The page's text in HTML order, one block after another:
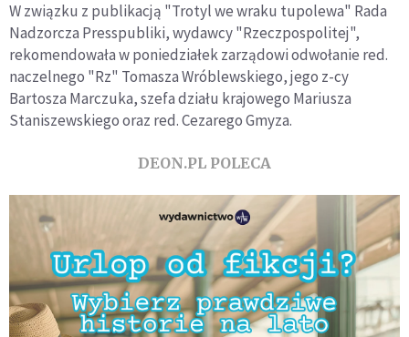
W związku z publikacją "Trotyl we wraku tupolewa" Rada
Nadzorcza Presspubliki, wydawcy "Rzeczpospolitej",
rekomendowała w poniedziałek zarządowi odwołanie red.
naczelnego "Rz" Tomasza Wróblewskiego, jego z-cy
Bartosza Marczuka, szefa działu krajowego Mariusza
Staniszewskiego oraz red. Cezarego Gmyza.
DEON.PL POLECA